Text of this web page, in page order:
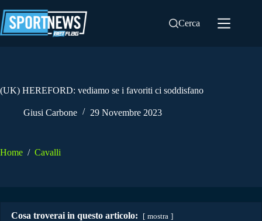
al
contenuto
Cerca
(UK) HEREFORD: vediamo se i favoriti ci soddisfano
Giusi Carbone 29 Novembre 2023
Home / Cavalli
Cosa troverai in questo articolo: mostra